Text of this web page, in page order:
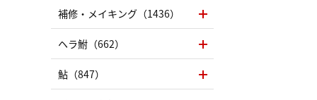
補修・メイキング（1436）
ヘラ鮒（662）
鮎（847）